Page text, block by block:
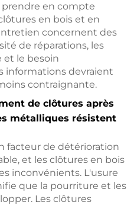
en compte
en bois et en
concernent des
de réparations, les
et le besoin
informations devraient
contraignante.
de clôtures après
métalliques résistent
facteur de détérioration
et les clôtures en bois
inconvénients. L'usure
que la pourriture et les
Les clôtures